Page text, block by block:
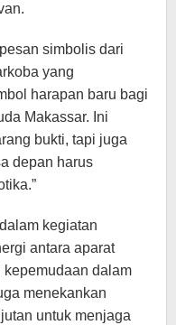
simbolis dari
yang
harapan baru bagi
Makassar. Ini
bukti, tapi juga
depan harus
kegiatan
antara aparat
dalam
menekankan
untuk menjaga